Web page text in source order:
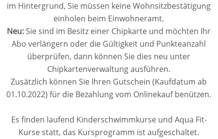
im Hintergrund, Sie müssen keine Wohnsitzbestätigung
einholen beim Einwohneramt.
Neu: Sie sind im Besitz einer Chipkarte und möchten Ihr
Abo verlängern oder die Gültigkeit und Punkteanzahl
überprüfen, dann können Sie dies neu unter
Chipkartenverwaltung ausführen.
Zusätzlich können Sie Ihren Gutschein (Kaufdatum ab
01.10.2022) für die Bezahlung vom Onlinekauf benützen.
Es finden laufend Kinderschwimmkurse und Aqua Fit-
Kurse statt, das Kursprogramm ist aufgeschaltet.